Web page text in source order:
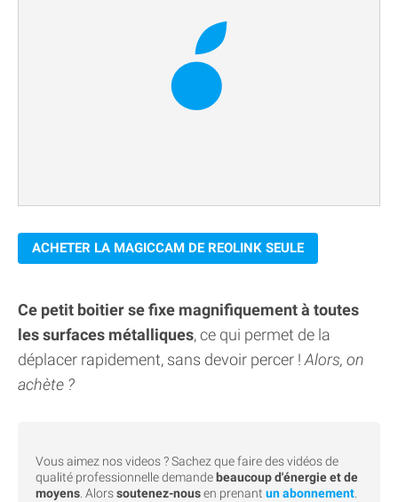
ACHETER LA MAGICCAM DE REOLINK SEULE
Ce petit boitier se fixe magnifiquement à toutes
les surfaces métalliques, ce qui permet de la
déplacer rapidement, sans devoir percer ! Alors, on
achète ?
Vous aimez nos videos ? Sachez que faire des vidéos de
qualité professionnelle demande beaucoup d'énergie et de
moyens . Alorssoutenez-nousen prenant un abonnement